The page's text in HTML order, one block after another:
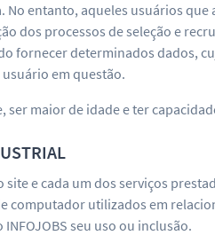
entanto, aqueles usuários
dos processos de seleção e
fornecer determinados dados,
em questão.
maior de idade e ter
e cada um dos serviços
computador utilizados em
seu uso ou inclusão.